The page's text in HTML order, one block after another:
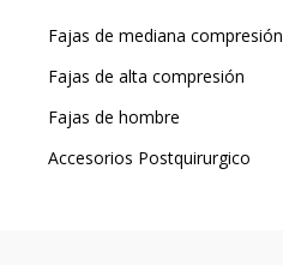
Fajas de mediana compresión
Fajas de alta compresión
Fajas de hombre
Accesorios Postquirurgico